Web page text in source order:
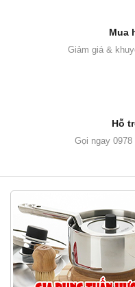
Mua
Giảm giá &
Hỗ
Gọi ngay